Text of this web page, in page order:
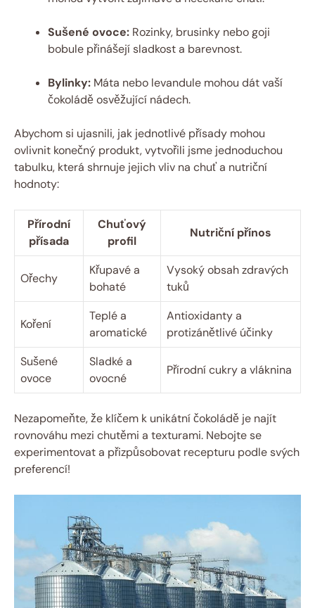
Sušené ovoce: Rozinky, brusinky nebo goji
bobule přinášejí sladkost a barevnost.
Bylinky: Máta nebo levandule mohou dát vaší
čokoládě osvěžující nádech.
Abychom si ujasnili, jak jednotlivé přísady mohou
ovlivnit konečný produkt, vytvořili jsme jednoduchou
tabulku, která shrnuje jejich vliv na chuť a nutriční
hodnoty:
Přírodní
přísada
Chuťový
profil
Nutriční přínos
Ořechy
Křupavé a
bohaté
Vysoký obsah zdravých
tuků
Koření
Teplé a
aromatické
Antioxidanty a
protizánětlivé účinky
Sušené
ovoce
Sladké a
ovocné
Přírodní cukry a vláknina
Nezapomeňte, že klíčem k unikátní čokoládě je najít
rovnováhu mezi chutěmi a texturami. Nebojte se
experimentovat a přizpůsobovat recepturu podle svých
preferencí!